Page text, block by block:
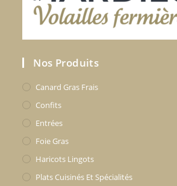
Nos Produits
Canard Gras Frais
Confits
Entrées
Foie Gras
Haricots Lingots
Plats Cuisinés Et Spécialités